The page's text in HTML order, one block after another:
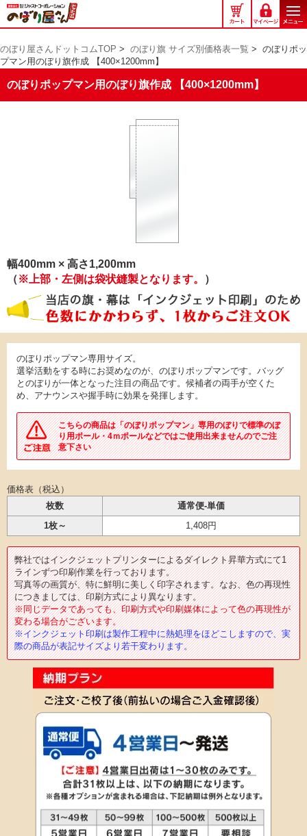
の
ぼ
屋
さ
ん
のぼり屋さんドットコムTOP > のぼり旗 サイズ別価格表一覧 > のぼりポッ
プマン用のぼり旗作成 【400×1200mm】
のぼりポップマン用のぼり旗作成 【400×1200mm】
幅400mm × 高さ1,200mm
（※上部・左側は袋状縫製となります。 ）
のぼりポップマン専用サイズ。
選挙活動をする時にお奨めなのが、のぼりポップマンです。バッグ
とのぼりが一体となった注目の商品です。候補者の両手が空くた
め、アナウンスや握手時に効果を発揮します。
こちらの商品は「のぼりポップマン」専用のぼりで標準のぼ
り用ポール・4ｍポールなどではご使用出来ませんのでご注
意下さい
価格表（税込）
枚数
通常便-単価
1枚～
1,408円
弊社ではインクジェットプリンターによるダイレクト昇華方式にて1
ラインずつ印刷作業を行っております。
写真等の画質が、特に鮮明に美しく印字されます。なお、色の再現性
につきましては、印刷方式により異なります。
※同じデータであっても、印刷方式や印刷媒体によって色の再現性が
変わる場合がございます。
※インクジェット印刷は製作工程中に熱処理をほどこしますので、実
際の商品が表記サイズより若干変わります。